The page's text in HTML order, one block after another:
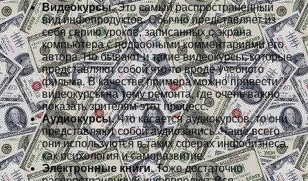
Видеокурсы.Это самый распространенный
вид инфопродуктов. Обычно представляет из
себя серию уроков, записанных с экрана
компьютера с подробными комментариями его
автора. Но бывают и такие видеокурсы, которые
представляют собой что-то вроде учебного
фильма. В качестве примера можно привести
видеокурсы на тему ремонта, где очень важно
показать зрителям этот процесс.
Аудиокурсы.Что касается аудиокурсов, то они
представляют собой аудиозапись. Чаще всего
они используются в таких сферах инфобизнеса,
как психология и саморазвитие.
Электронные книги.Тоже достаточно